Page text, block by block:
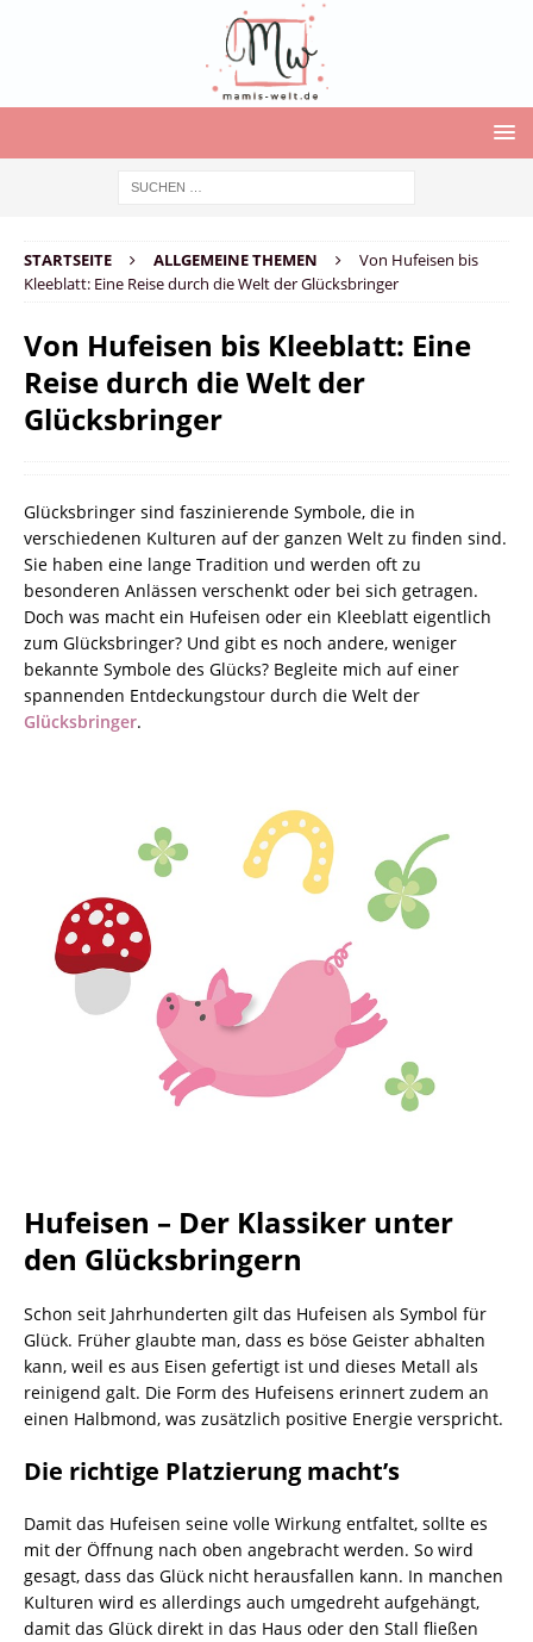
STARTSEITE ALLGEMEINE THEMEN
Von Hufeisen bis
Kleeblatt: Eine Reise durch die Welt der Glücksbringer
Von Hufeisen bis Kleeblatt: Eine
Reise durch die Welt der
Glücksbringer
Glücksbringer sind faszinierende Symbole, die in
verschiedenen Kulturen auf der ganzen Welt zu finden sind.
Sie haben eine lange Tradition und werden oft zu
besonderen Anlässen verschenkt oder bei sich getragen.
Doch was macht ein Hufeisen oder ein Kleeblatt eigentlich
zum Glücksbringer? Und gibt es noch andere, weniger
bekannte Symbole des Glücks? Begleite mich auf einer
spannenden Entdeckungstour durch die Welt der
Glücksbringer.
Hufeisen – Der Klassiker unter
den Glücksbringern
Schon seit Jahrhunderten gilt das Hufeisen als Symbol für
Glück. Früher glaubte man, dass es böse Geister abhalten
kann, weil es aus Eisen gefertigt ist und dieses Metall als
reinigend galt. Die Form des Hufeisens erinnert zudem an
einen Halbmond, was zusätzlich positive Energie verspricht.
Die richtige Platzierung macht’s
Damit das Hufeisen seine volle Wirkung entfaltet, sollte es
mit der Öffnung nach oben angebracht werden. So wird
gesagt, dass das Glück nicht herausfallen kann. In manchen
Kulturen wird es allerdings auch umgedreht aufgehängt,
damit das Glück direkt in das Haus oder den Stall fließen